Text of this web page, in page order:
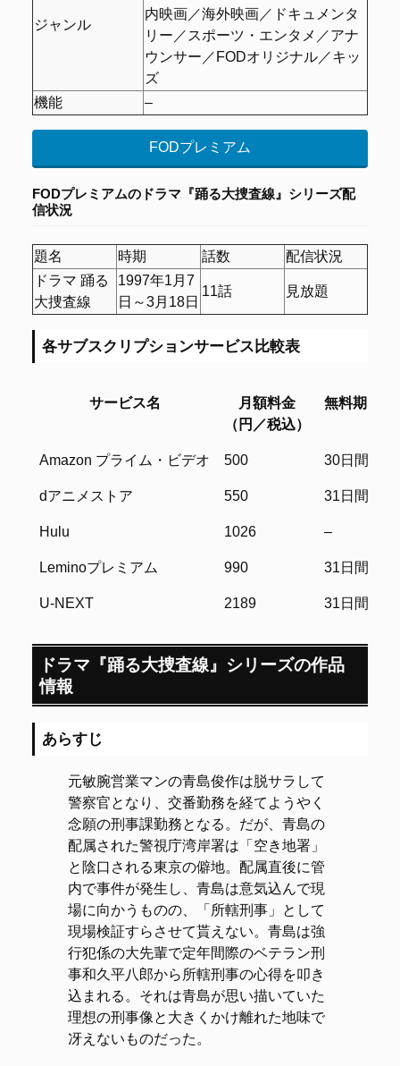
ジャンル
内映画／海外映画／ドキュメンタ
リー／スポーツ・エンタメ／アナ
ウンサー／FODオリジナル／キッ
ズ
機能
–
FODプレミアム
FODプレミアムの ドラマ『踊る大捜査線』シリーズ配
信状況
題名 時期 話数
配信状況
ドラマ 踊る
大捜査線
1997年1月7
日～3月18日
11話 見放題
各サブスクリプションサービス比較表
サービス名
月額料金
（円／税込）
無料期間
サービス名
月額料金
無料期間
Amazon プライム・ビデオ 500 30日間
dアニメストア 550 31日間
Hulu 1026 –
Leminoプレミアム 990 31日間
U-NEXT 2189 31日間
ドラマ『踊る大捜査線』シリーズの作品
情報
あらすじ
元敏腕営業マンの青島俊作は脱サラして
警察官となり、交番勤務を経てようやく
念願の刑事課勤務となる。だが、青島の
配属された警視庁湾岸署は「空き地署」
と陰口される東京の僻地。配属直後に管
内で事件が発生し、青島は意気込んで現
場に向かうものの、「所轄刑事」として
現場検証すらさせて貰えない。青島は強
行犯係の大先輩で定年間際のベテラン刑
事和久平八郎から所轄刑事の心得を叩き
込まれる。それは青島が思い描いていた
理想の刑事像と大きくかけ離れた地味で
冴えないものだった。